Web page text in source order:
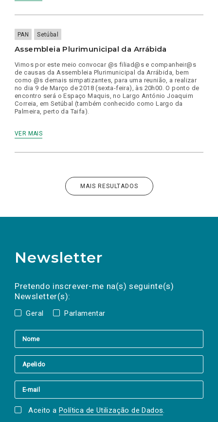
PAN Setúbal
Assembleia Plurimunicipal da Arrábida
Vimos por este meio convocar @s filiad@s e companheir@s
de causas da Assembleia Plurimunicipal da Arrábida, bem
como @s demais simpatizantes, para uma reunião, a realizar
no dia 9 de Março de 2018 (sexta-feira), às 20h00. O ponto de
encontro será o Espaço Maquis, no Largo António Joaquim
Correia, em Setúbal (também conhecido como Largo da
Palmeira, perto da Taifa).
VER MAIS
MAIS RESULTADOS
Newsletter
Pretendo inscrever-me na(s) seguinte(s)
Newsletter(s):
Geral Parlamentar
a(s) newsletter(s).
mail
Aceito a Política de Utilização de Dados.